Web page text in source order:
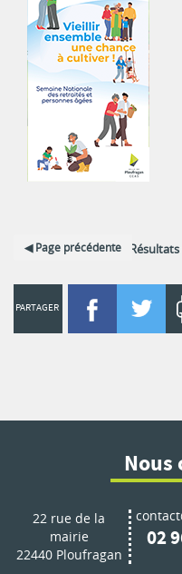
Page précédente12
PARTAGER
Nous
22 rue de la
mairie
22440 Ploufragan
02